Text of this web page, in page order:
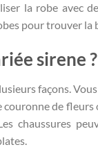
la robe avec
pour trouver la
sirene ?
façons.
de fleurs
chaussures